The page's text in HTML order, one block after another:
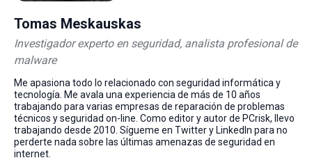
Tomas Meskauskas
Investigador experto en seguridad, analista profesional de
malware
Me apasiona todo lo relacionado con seguridad informática y
tecnología. Me avala una experiencia de más de 10 años
trabajando para varias empresas de reparación de problemas
técnicos y seguridad on-line. Como editor y autor de PCrisk, llevo
trabajando desde 2010. Sígueme en Twitter y LinkedIn para no
perderte nada sobre las últimas amenazas de seguridad en
internet.